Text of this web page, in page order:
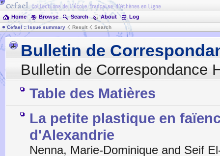
Home Browse Search About Log
Cefael :: Issue summary Result Search
Bulletin de
Bulletin de Correspondance
Table des Matières
La petite plastique en
d'Alexandrie
Nenna, Marie-Dominique and Seif